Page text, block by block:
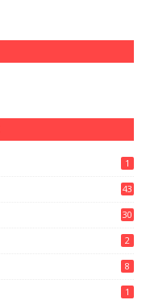
1
43
30
2
8
1